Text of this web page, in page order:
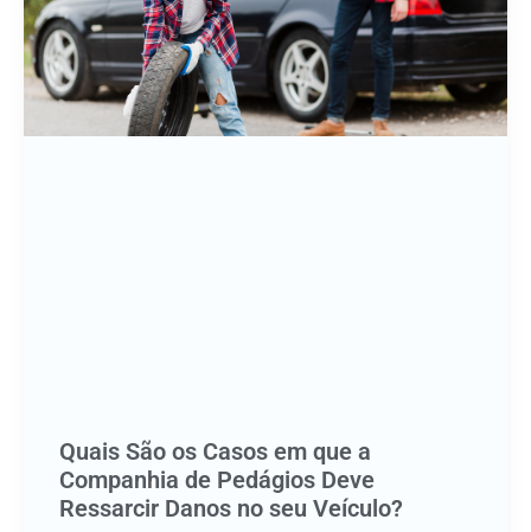
Quais São os Casos em que a
Companhia de Pedágios Deve
Ressarcir Danos no seu Veículo?